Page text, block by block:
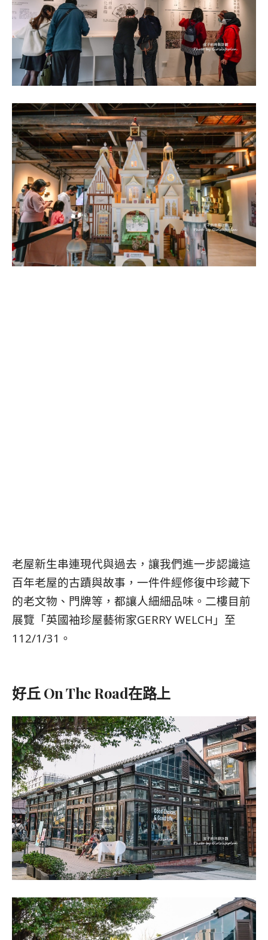
老屋新生串連現代與過去，讓我們進一步認識這
百年老屋的古蹟與故事，一件件經修復中珍藏下
的老文物、門牌等，都讓人細細品味。二樓目前
展覽「英國袖珍屋藝術家GERRY WELCH」至
112/1/31。
好丘 On The Road在路上